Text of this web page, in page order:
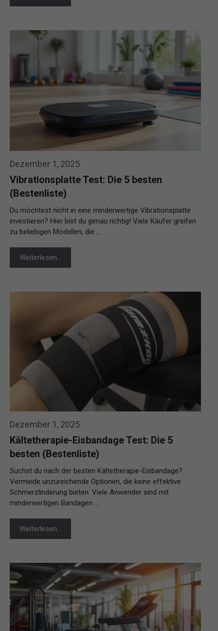
Dezember 1, 2025
Vibrationsplatte Test: Die 5 besten
(Bestenliste)
Du möchtest nicht in eine minderwertige Vibrationsplatte
investieren? Hier bist du genau richtig! Viele Käufer greifen
zu beliebigen Modellen, die …
Weiterlesen…
Dezember 1, 2025
Kältetherapie-Eisbandage Test: Die 5
besten (Bestenliste)
Suchst du nach der besten Kältetherapie-Eisbandage?
Vermeide unzureichende Optionen, die keine effektive
Schmerzlinderung bieten. Viele Anwender sind mit
minderwertigen Bandagen …
Weiterlesen…